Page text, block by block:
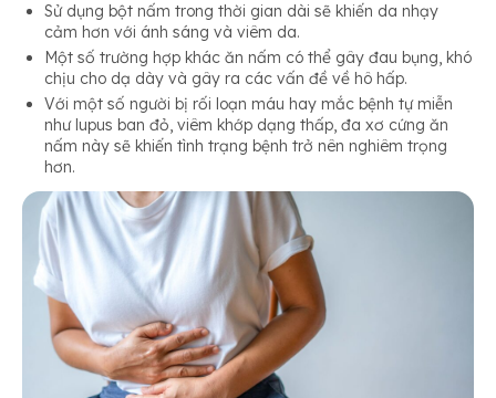
Sử dụng bột nấm trong thời gian dài sẽ khiến da nhạy
cảm hơn với ánh sáng và viêm da.
Một số trường hợp khác ăn nấm có thể gây đau bụng, khó
chịu cho dạ dày và gây ra các vấn đề về hô hấp.
Với một số người bị rối loạn máu hay mắc bệnh tự miễn
như lupus ban đỏ, viêm khớp dạng thấp, đa xơ cứng ăn
nấm này sẽ khiến tình trạng bệnh trở nên nghiêm trọng
hơn.